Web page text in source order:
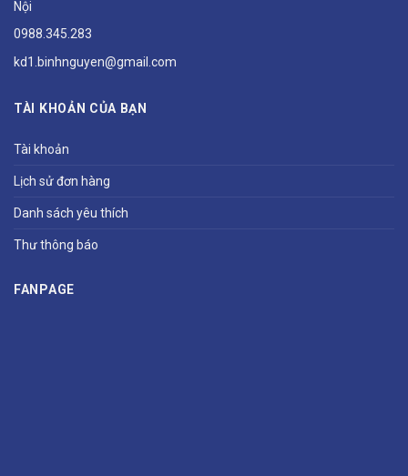
Nội
0988.345.283
kd1.binhnguyen@gmail.com
TÀI KHOẢN CỦA BẠN
Tài khoản
Lịch sử đơn hàng
Danh sách yêu thích
Thư thông báo
FANPAGE